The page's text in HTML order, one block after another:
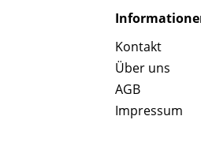
Kontakt
Über uns
AGB
Impressum